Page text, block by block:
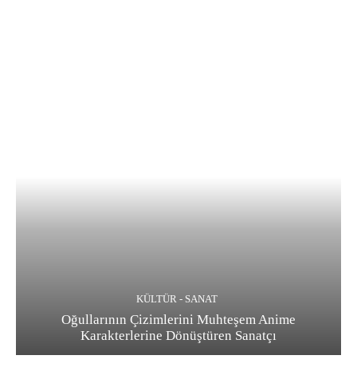
KÜLTÜR - SANAT
Oğullarının Çizimlerini Muhteşem Anime
Karakterlerine Dönüştüren Sanatçı